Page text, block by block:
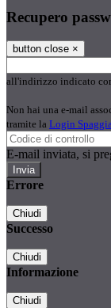
Recupero
button close ×
all'indirizzo indicato
Non hai una e-mail
tramite la Login
E-mail inviata, si
Errore
Chiudi
Successo
Chiudi
Informazione
Chiudi